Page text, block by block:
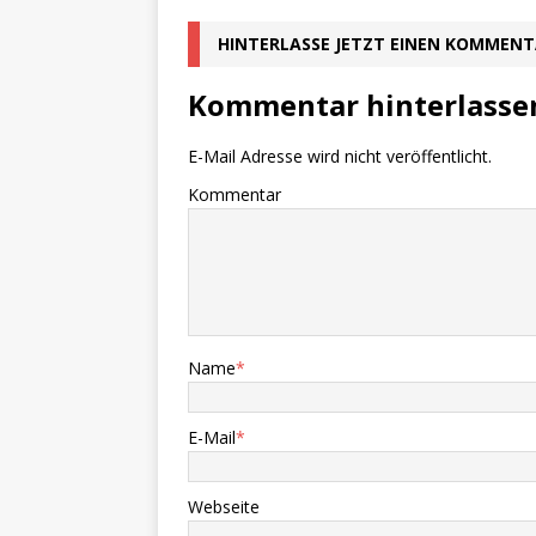
HINTERLASSE JETZT EINEN
Kommentar
E-Mail Adresse wird nicht veröffentlicht.
Kommentar
Name*
E-Mail*
Webseite